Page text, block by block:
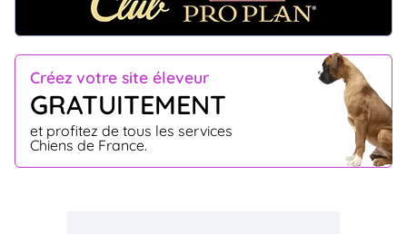
Créez votre site éleveur
GRATUITEMENT
et profitez de tous les services
Chiens de France.